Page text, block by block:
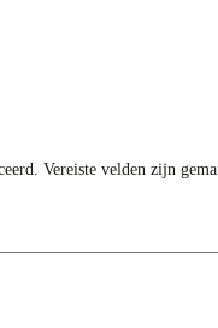
Vereiste velden zijn